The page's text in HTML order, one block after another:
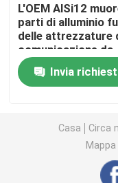
Parti di plastica
Stampaggi ad
la muffa della
I ricambi auto
L'OEM AlSi12
parti di alluminio
delle attrezzature
comunicazione da
caso
Invia
Casa Circa